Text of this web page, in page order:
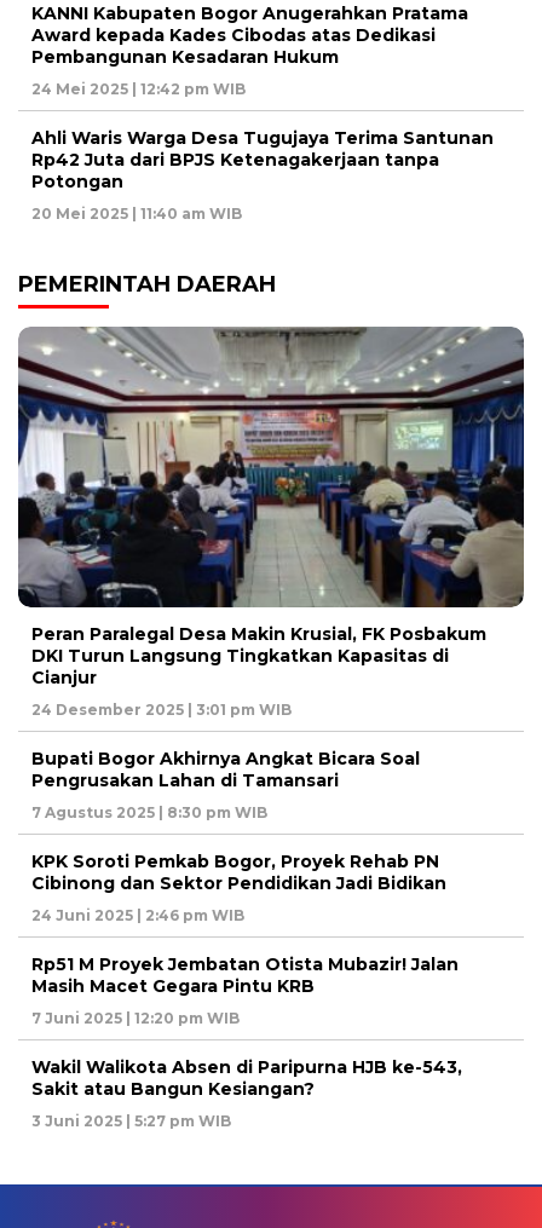
KANNI Kabupaten Bogor Anugerahkan Pratama
Award kepada Kades Cibodas atas Dedikasi
Pembangunan Kesadaran Hukum
24 Mei 2025 | 12:42 pm WIB
Ahli Waris Warga Desa Tugujaya Terima Santunan
Rp42 Juta dari BPJS Ketenagakerjaan tanpa
Potongan
20 Mei 2025 | 11:40 am WIB
PEMERINTAH DAERAH
Peran Paralegal Desa Makin Krusial, FK Posbakum
DKI Turun Langsung Tingkatkan Kapasitas di
Cianjur
24 Desember 2025 | 3:01 pm WIB
Bupati Bogor Akhirnya Angkat Bicara Soal
Pengrusakan Lahan di Tamansari
7 Agustus 2025 | 8:30 pm WIB
KPK Soroti Pemkab Bogor, Proyek Rehab PN
Cibinong dan Sektor Pendidikan Jadi Bidikan
24 Juni 2025 | 2:46 pm WIB
Rp51 M Proyek Jembatan Otista Mubazir! Jalan
Masih Macet Gegara Pintu KRB
7 Juni 2025 | 12:20 pm WIB
Wakil Walikota Absen di Paripurna HJB ke-543,
Sakit atau Bangun Kesiangan?
3 Juni 2025 | 5:27 pm WIB